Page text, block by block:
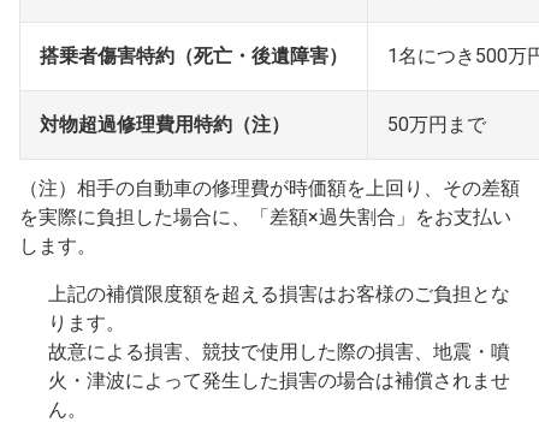
搭乗者傷害特約 （死亡・後遺障害） 1名につき500万
対物超過修理費用特約 （注） 50万円まで
（注）相手の自動車の修理費が時価額を上回り、その差額
を実際に負担した場合に、「差額×過失割合」をお支払い
します。
上記の補償限度額を超える損害はお客様のご負担とな
ります。
故意による損害、競技で使用した際の損害、地震・噴
火・津波によって発生した損害の場合は補償されませ
ん。